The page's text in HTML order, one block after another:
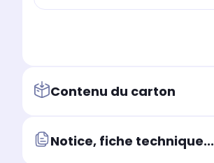
Contenu du carton
Notice, fiche technique...